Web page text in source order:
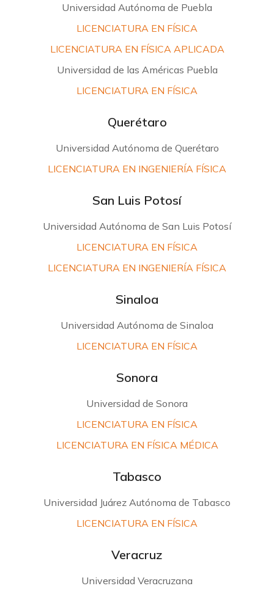
Universidad Autónoma de Puebla
LICENCIATURA EN FÍSICA
LICENCIATURA EN FÍSICA APLICADA
Universidad de las Américas Puebla
LICENCIATURA EN FÍSICA
Querétaro
Universidad Autónoma de Querétaro
LICENCIATURA EN INGENIERÍA FÍSICA
San Luis Potosí
Universidad Autónoma de San Luis Potosí
LICENCIATURA EN FÍSICA
LICENCIATURA EN INGENIERÍA FÍSICA
Sinaloa
Universidad Autónoma de Sinaloa
LICENCIATURA EN FÍSICA
Sonora
Universidad de Sonora
LICENCIATURA EN FÍSICA
LICENCIATURA EN FÍSICA MÉDICA
Tabasco
Universidad Juárez Autónoma de Tabasco
LICENCIATURA EN FÍSICA
Veracruz
Universidad Veracruzana